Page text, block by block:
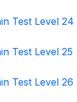
Test Level 24
Test Level 25
Test Level 26